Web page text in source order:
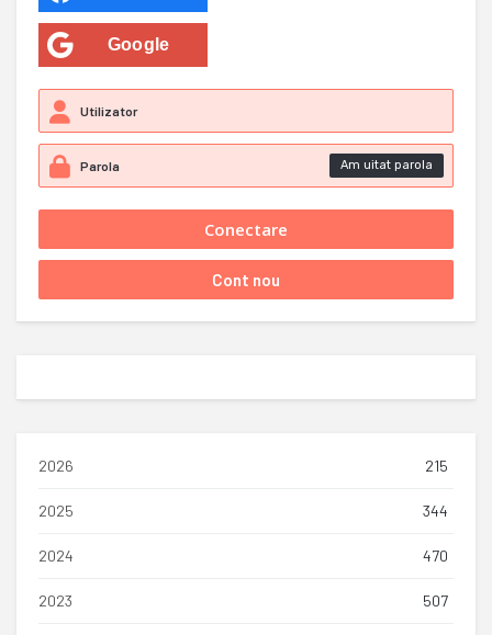
Google
Am uitat parola
2026 215
2025 344
2024 470
2023 507